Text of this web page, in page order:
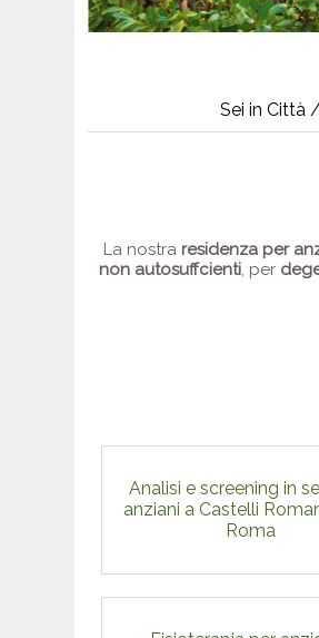
Sei in Città
La nostra residenza per
non autosuffcienti, per
Analisi e screening in
anziani a Castelli
Roma